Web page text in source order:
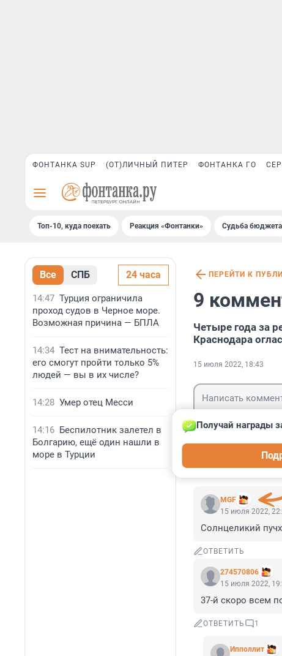
ФОНТАНКА SUP (ОТ)ЛИЧНЫЙ ПИТЕР ФОНТАНКА ГО
Топ-10, куда поехать Реакция «Фонтанки» Судьба бюджета
Все СПБ 24 часа
14:47 Турция ограничила
проход судов в Черное море.
Возможная причина — БПЛА
14:34 Тест на внимательность:
его смогут пройти только 5%
людей — вы в их числе?
14:28 Умер отец Месси
14:16 Беспилотник залетел в
Болгарию, ещё один нашли в
море в Турции
ПЕРЕЙТИ К
9
Четыре года за
Краснодара
15 июля 2022, 18:43
MGF
Получай награды
15 июля 2022,
Солнцеликий
ОТВЕТИТЬ
274570806
15 июля 2022,
37-й скоро всем
ОТВЕТИТЬ 1
Ипполлит